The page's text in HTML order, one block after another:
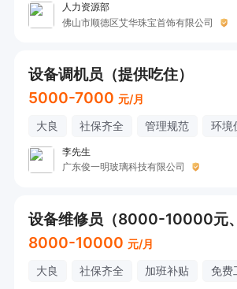
人力资源部
佛山市顺德区艾华珠宝首饰有限公司
设备调机员（提供吃住）
5000-7000 元/月
大良 社保齐全 管理规范 环境
李先生
广东俊一明玻璃科技有限公司
8000-10000 元/月
大良 社保齐全 加班补贴 免费